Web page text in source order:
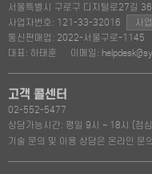
서울특별시 구로구 디지털로27길
사업자번호: 121-33-32016
사
통신판매업: 2022-서울구로-1145
대표: 하태훈
이메일:
고객 콜센터
02-552-5477
상담가능시간: 평일 9시 ~ 18시 (점
기술 문의 및 이용 상담은 온라인 문